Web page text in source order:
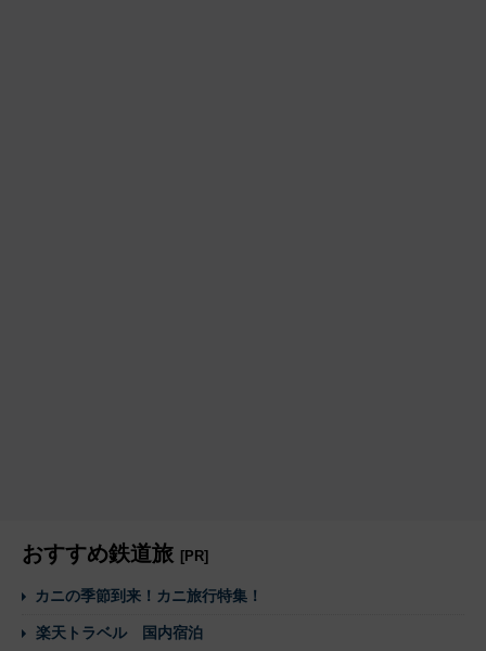
おすすめ鉄道旅 [PR]
カニの季節到来！カニ旅行特集！
楽天トラベル 国内宿泊